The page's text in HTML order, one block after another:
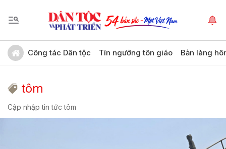
Công tác Dân tộc Tín ngưỡng tôn giáo Bản làng
tôm
Cập nhập tin tức tôm